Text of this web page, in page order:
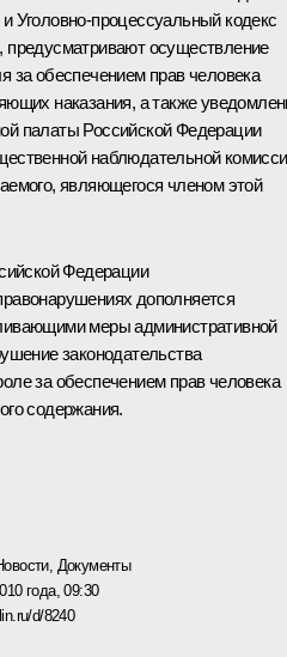
Уголовно-процессуальный кодекс
предусматривают осуществление
за обеспечением прав человека
наказания, а также
палаты Российской Федерации
наблюдательной
являющегося членом этой
Федерации
дополняется
меры административной
законодательства
за обеспечением прав человека
содержания.
, Документы
года, 09:30
d/8240